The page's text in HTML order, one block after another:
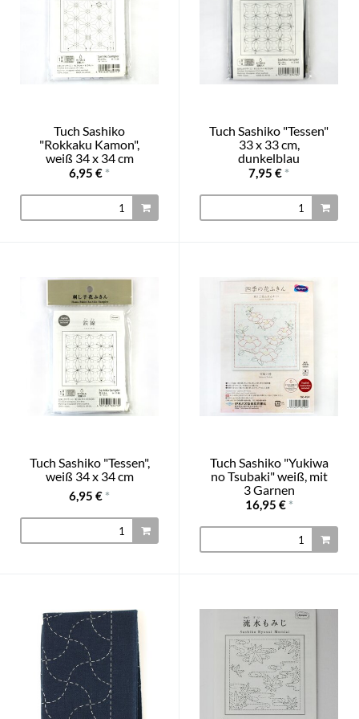
Tuch Sashiko
"Rokkaku Kamon",
weiß 34 x 34 cm
6,95 € *
Tuch Sashiko "Tessen"
33 x 33 cm,
dunkelblau
7,95 € *
Tuch Sashiko "Tessen",
weiß 34 x 34 cm
6,95 € *
Tuch Sashiko "Yukiwa
no Tsubaki" weiß, mit
3 Garnen
16,95 € *